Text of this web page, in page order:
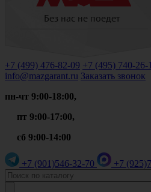
+7 (499) 476-82-09 +7 (495) 740-26-
info@mazgarant.ru Заказать звонок
пн-чт 9:00-18:00,
пт 9:00-17:00,
сб 9:00-14:00
+7 (901)546-32-70 +7 (925)